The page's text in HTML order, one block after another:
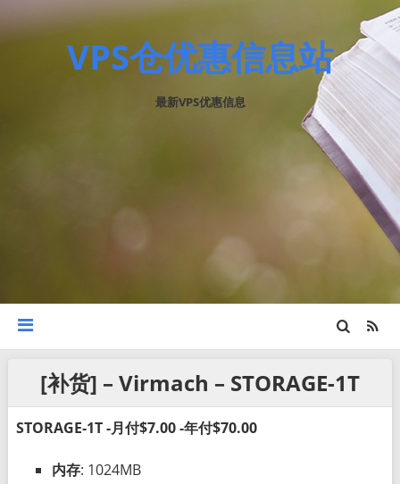
VPS仓优惠信息站
最新VPS优惠信息
[补货] – Virmach – STORAGE-1T
STORAGE-1T -月付$7.00 -年付$70.00
内存: 1024MB